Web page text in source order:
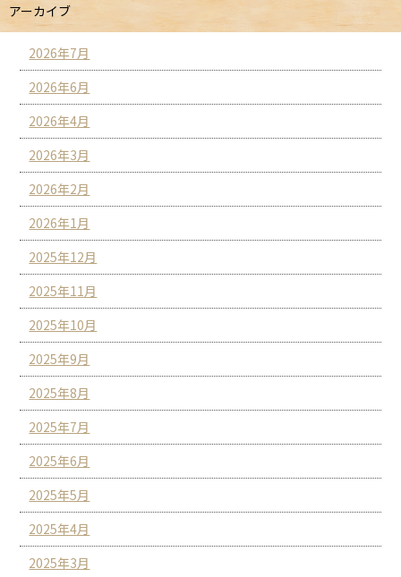
アーカイブ
2026年7月
2026年6月
2026年4月
2026年3月
2026年2月
2026年1月
2025年12月
2025年11月
2025年10月
2025年9月
2025年8月
2025年7月
2025年6月
2025年5月
2025年4月
2025年3月